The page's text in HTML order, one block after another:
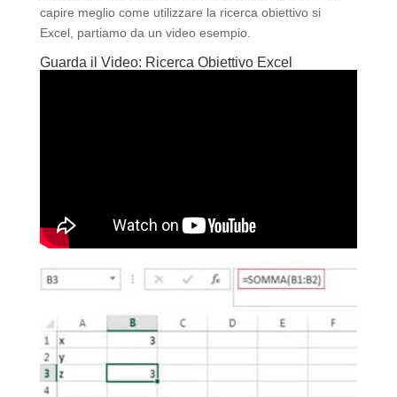
capire meglio come utilizzare la ricerca obiettivo si
Excel, partiamo da un video esempio.
Guarda il Video: Ricerca Obiettivo Excel